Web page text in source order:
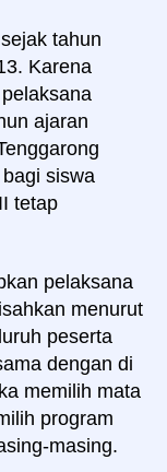
sejak tahun
Karena
ajaran
siswa
tetap
pelaksana
menurut
peserta
dengan di
memilih mata
program
masing.